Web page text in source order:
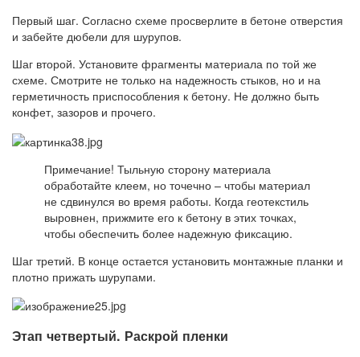
Первый шаг. Согласно схеме просверлите в бетоне отверстия
и забейте дюбели для шурупов.
Шаг второй. Установите фрагменты материала по той же
схеме. Смотрите не только на надежность стыков, но и на
герметичность приспособления к бетону. Не должно быть
конфет, зазоров и прочего.
Примечание! Тыльную сторону материала
обработайте клеем, но точечно – чтобы материал
не сдвинулся во время работы. Когда геотекстиль
выровнен, прижмите его к бетону в этих точках,
чтобы обеспечить более надежную фиксацию.
Шаг третий. В конце остается установить монтажные планки и
плотно прижать шурупами.
Этап четвертый. Раскрой пленки